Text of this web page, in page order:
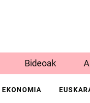
Bideoak
EKONOMIA